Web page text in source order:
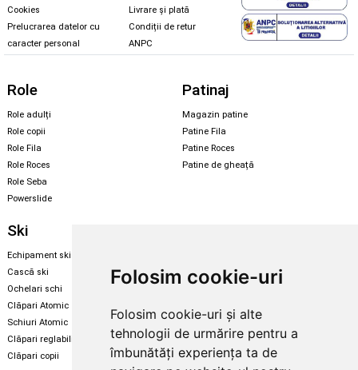
Folosim cookie-uri
Folosim cookie-uri și alte
tehnologii de urmărire pentru a
îmbunătăți experiența ta de
Cookies
Prelucrarea datelor cu
caracter personal
Livrare și plată
Condiții de retur
ANPC
Role
Role adulți
Role copii
Role Fila
Role Roces
Role Seba
Powerslide
Patinaj
Magazin patine
Patine Fila
Patine Roces
Patine de gheață
Ski
Echipament ski
Cască ski
Ochelari schi
Clăpari Atomic
Schiuri Atomic
Clăpari reglabili
Clăpari copii
Echipament snowboard
Skate & longboard
Santa Cruz
Enuff Skateboards